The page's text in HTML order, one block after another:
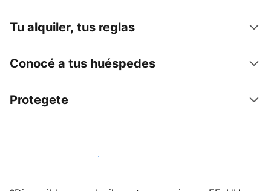
Tu alquiler, tus reglas
Conocé a tus huéspedes
Protegete
Publicá en nuestra plataforma hoy